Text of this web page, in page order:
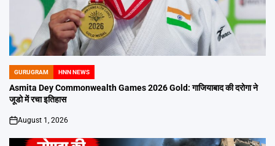
POSTED
IN
GURUGRAM HNN NEWS
Asmita Dey Commonwealth Games 2026 Gold: गाजियाबाद की दरोगा ने
जूडो में रचा इतिहास
on
August 1, 2026